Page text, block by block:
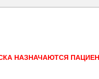
НАЗНАЧАЮТСЯ